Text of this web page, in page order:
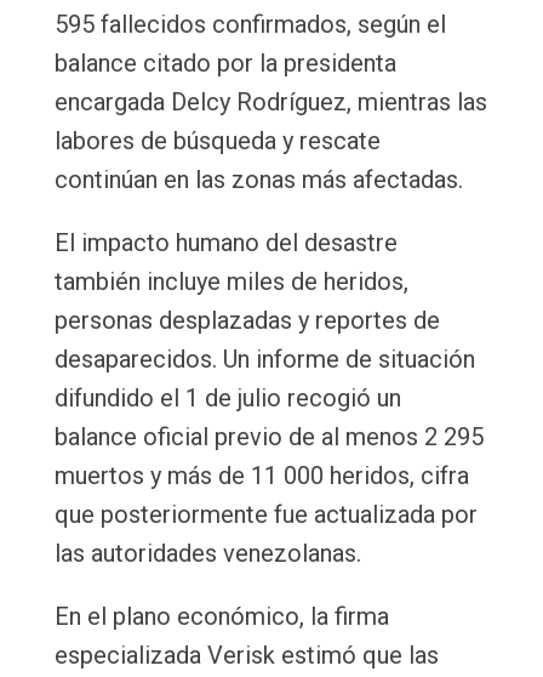
595 fallecidos confirmados, según el
balance citado por la presidenta
encargada Delcy Rodríguez, mientras las
labores de búsqueda y rescate
continúan en las zonas más afectadas.
El impacto humano del desastre
también incluye miles de heridos,
personas desplazadas y reportes de
desaparecidos. Un informe de situación
difundido el 1 de julio recogió un
balance oficial previo de al menos 2 295
muertos y más de 11 000 heridos, cifra
que posteriormente fue actualizada por
las autoridades venezolanas.
En el plano económico, la firma
especializada Verisk estimó que las